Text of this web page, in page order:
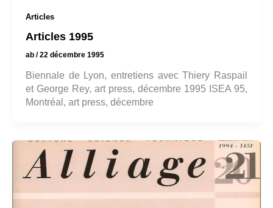
Articles
Articles 1995
ab /22 décembre 1995
Biennale de Lyon, entretiens avec Thiery Raspail
et George Rey, art press, décembre 1995 ISEA 95,
Montréal, art press, décembre